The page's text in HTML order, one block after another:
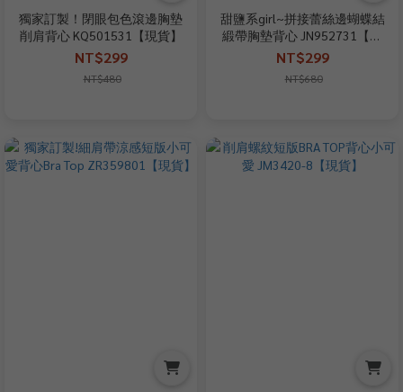
獨家訂製！閉眼包色滾邊胸墊
削肩背心 KQ501531【現貨】
NT$299
NT$480
甜鹽系girl~拼接蕾絲邊蝴蝶結
緞帶胸墊背心 JN952731【現
貨】
NT$299
NT$680